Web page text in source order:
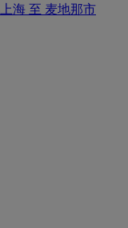
上海 至 麦地那市